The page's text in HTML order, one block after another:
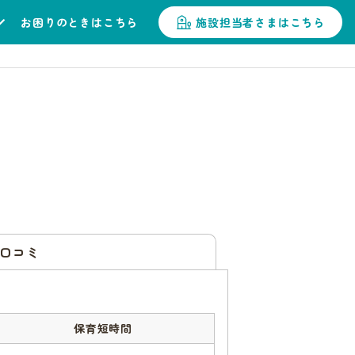
お困りのときはこちら 施設担当者さまはこちら
口コミ
保育短時間